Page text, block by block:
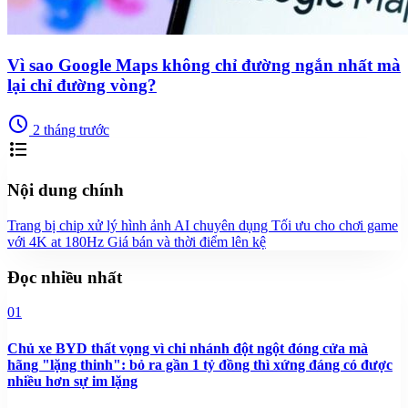
Vì sao Google Maps không chỉ đường ngắn nhất mà
lại chỉ đường vòng?
schedule 2 tháng trước
format_list_bulleted
Nội dung chính
Trang bị chip xử lý hình ảnh AI chuyên dụng Tối ưu cho chơi game
với 4K at 180Hz Giá bán và thời điểm lên kệ
Đọc nhiều nhất
01
Chủ xe BYD thất vọng vì chi nhánh đột ngột đóng cửa mà
hãng "lặng thinh": bỏ ra gần 1 tỷ đồng thì xứng đáng có được
nhiều hơn sự im lặng